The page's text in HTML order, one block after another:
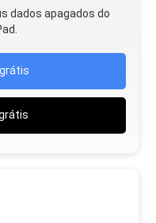
dados apagados do